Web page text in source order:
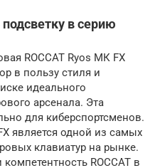
подсветку в серию
ROCCAT Ryos МК FX
в пользу стиля и
идеального
арсенала. Эта
для киберспортсменов.
является одной из самых
клавиатур на рынке.
ROCCAT в